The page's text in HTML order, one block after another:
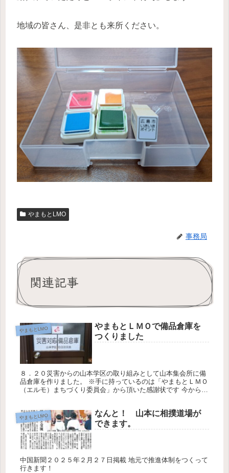
地域の皆さん、是非とも来所ください。
やまもとLMO
事務局
関連記事
やまもとLMO
やまもとＬＭＯで備品倉庫を
つくりました
８．２０災害からの山本学区の取り組みとして山本集会所に備
品倉庫を作りました。 ※手に持っているのは「やまもとＬＭＯ
（エルモ）まちづくり委員会」から頂いた感謝状です 今から必
やまもとLMO
なんと！ 山本に相撲道場が
できます。
中国新聞２０２５年２月２７日掲載 地元で推進体制をつくって
行きます！